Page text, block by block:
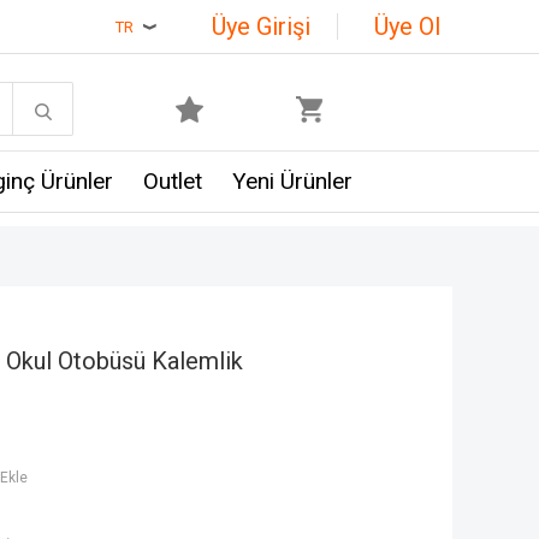
TR Üye Girişi Üye Ol
Ürünler Outlet Yeni Ürünler
Otobüsü Kalemlik